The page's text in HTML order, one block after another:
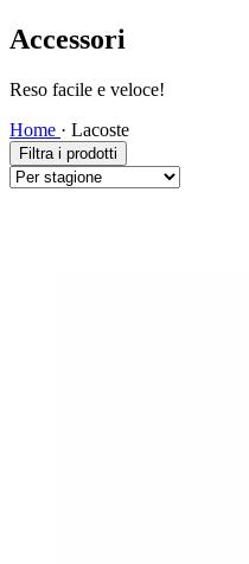
Accessori
Spedizione veloce!
Home · Lacoste
Filtra i prodotti